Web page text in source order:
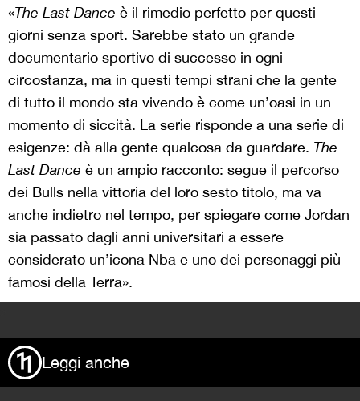
«The Last Dance è il rimedio perfetto per questi
giorni senza sport. Sarebbe stato un grande
documentario sportivo di successo in ogni
circostanza, ma in questi tempi strani che la gente
di tutto il mondo sta vivendo è come un’oasi in un
momento di siccità. La serie risponde a una serie di
esigenze: dà alla gente qualcosa da guardare. The
Last Dance è un ampio racconto: segue il percorso
dei Bulls nella vittoria del loro sesto titolo, ma va
anche indietro nel tempo, per spiegare come Jordan
sia passato dagli anni universitari a essere
considerato un’icona Nba e uno dei personaggi più
famosi della Terra».
Leggi anche